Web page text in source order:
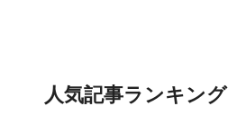
人気記事ランキング